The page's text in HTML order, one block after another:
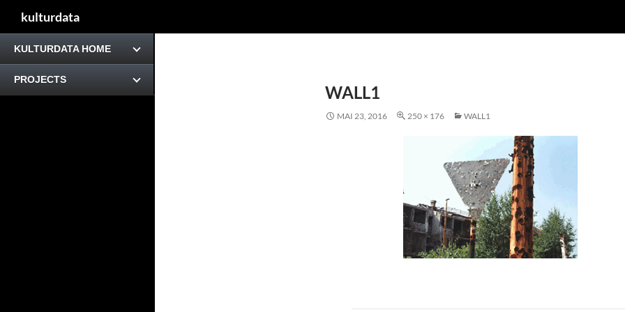
kulturdata
WALL1
MAI 23, 2016 250 × 176 WALL1
KULTURDATA HOME
PROJECTS